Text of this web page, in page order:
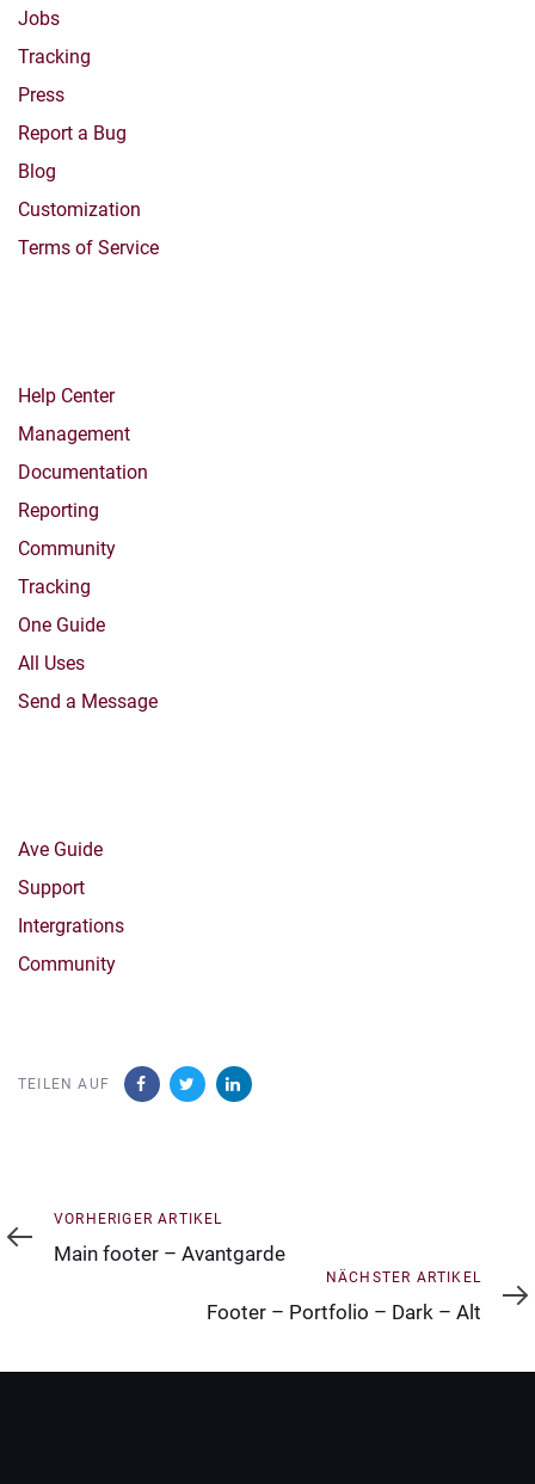
Jobs
Tracking
Press
Report a Bug
Blog
Customization
Terms of Service
Help Center
Management
Documentation
Reporting
Community
Tracking
One Guide
All Uses
Send a Message
Ave Guide
Support
Intergrations
Community
TEILEN AUF
Vorheriger
Artikel
VORHERIGER ARTIKEL
Main footer – Avantgarde
Artikel
NÄCHSTER ARTIKEL
Footer – Portfolio – Dark – Alt